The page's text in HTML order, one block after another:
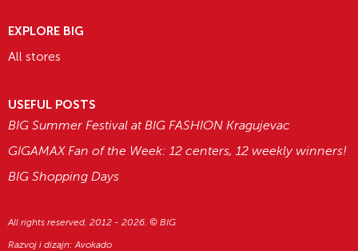
EXPLORE BIG
All stores
USEFUL POSTS
BIG Summer Festival at BIG FASHION Kragujevac
GIGAMAX Fan of the Week: 12 centers, 12 weekly winners!
BIG Shopping Days
All rights reserved. 2012 - 2026. © BIG
Razvoj i dizajn:Avokado